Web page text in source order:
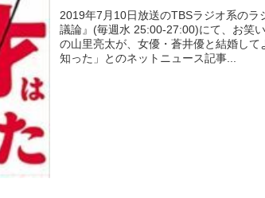
2019年7月10日放送のTBSラジオ系のラ
議論』(毎週水 25:00-27:00)にて、お笑
の山里亮太が、女優・蒼井優と結婚し
知った」とのネットニュース記事...